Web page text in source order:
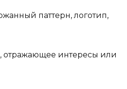
паттерн, логотип,
интересы или